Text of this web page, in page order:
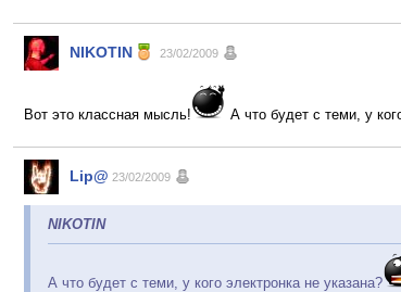
NIKOTIN 23/02/2009
Вот это классная мысль! А что будет с теми, у
Lip@ 23/02/2009
NIKOTIN
А что будет с теми, у кого электронка не указана?